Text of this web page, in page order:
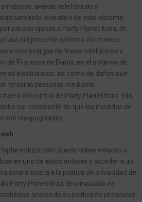
averías telefónicas o
operativo de este sistema
causas ajenas a Party Planet Ibiza; de
uso del presente sistema electrónico
o sobrecargas de líneas telefónicas o
de Procesos de Datos, en el sistema de
electrónicos, así como de daños que
terceras personas mediante
del control de Party Planet Ibiza. Ello,
ser consciente de que las medidas de
son inexpugnables.
puede haber enlaces a
en uno de estos enlaces y acceder a un
estará sujeta a la política de privacidad de
Party Planet Ibiza desvinculada de
acerca de su política de privacidad.